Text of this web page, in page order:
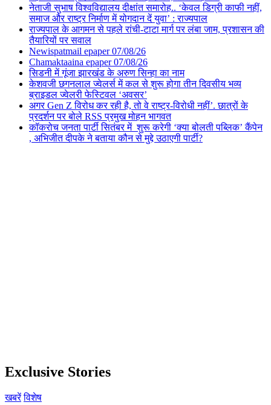
नेताजी सुभाष विश्वविद्यालय दीक्षांत समारोह.. ‘केवल डिग्री काफी नहीं,
समाज और राष्ट्र निर्माण में योगदान दें युवा’ : राज्यपाल
राज्यपाल के आगमन से पहले रांची-टाटा मार्ग पर लंबा जाम, प्रशासन की
तैयारियों पर सवाल
Newispatmail epaper 07/08/26
Chamaktaaina epaper 07/08/26
सिडनी में गूंजा झारखंड के अरुण सिन्हा का नाम
केशवजी छगनलाल ज्वेलर्स में कल से शुरू होगा तीन दिवसीय भव्य
ब्राइडल ज्वेलरी फेस्टिवल ‘अवसर’
अगर Gen Z विरोध कर रही है, तो वे राष्ट्र-विरोधी नहीं’. छात्रों के
प्रदर्शन पर बोले RSS प्रमुख मोहन भागवत
कॉकरोच जनता पार्टी सितंबर में शुरू करेगी ‘क्या बोलती पब्लिक’ कैंपेन
, अभिजीत दीपके ने बताया कौन से मुद्दे उठाएगी पार्टी?
Exclusive Stories
खबरें विशेष